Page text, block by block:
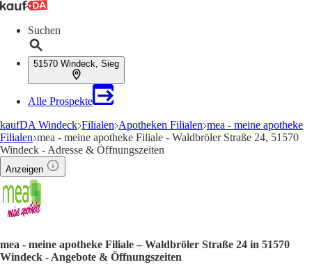
Suchen
51570 Windeck, Sieg
Alle Prospekte
kaufDA Windeck Filialen Apotheken Filialen mea - meine apotheke
Filialen mea - meine apotheke Filiale - Waldbröler Straße 24, 51570
Windeck - Adresse & Öffnungszeiten
Anzeigen
mea - meine apotheke Filiale – Waldbröler Straße 24 in 51570
Windeck - Angebote & Öffnungszeiten